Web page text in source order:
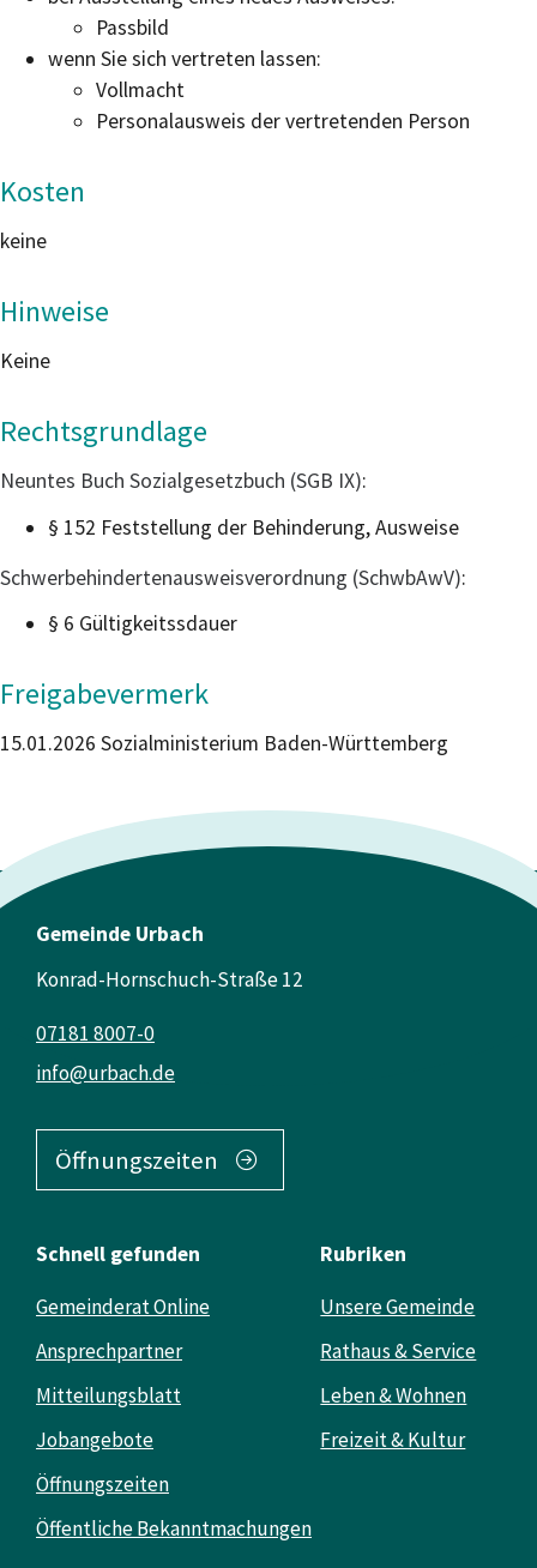
Passbild
wenn Sie sich vertreten lassen:
Vollmacht
Personalausweis der vertretenden Person
Kosten
keine
Hinweise
Keine
Rechtsgrundlage
Neuntes Buch Sozialgesetzbuch (SGB IX):
§ 152 Feststellung der Behinderung, Ausweise
Schwerbehindertenausweisverordnung (SchwbAwV):
§ 6 Gültigkeitssdauer
Freigabevermerk
15.01.2026 Sozialministerium Baden-Württemberg
Gemeinde Urbach
Konrad-Hornschuch-Straße 12
info@urbach.de
07181 8007-0
Öffnungszeiten
Schnell gefunden
Gemeinderat Online
Ansprechpartner
Mitteilungsblatt
Jobangebote
Öffnungszeiten
Öffentliche Bekanntmachungen
Rubriken
Unsere Gemeinde
Rathaus & Service
Leben & Wohnen
Freizeit & Kultur